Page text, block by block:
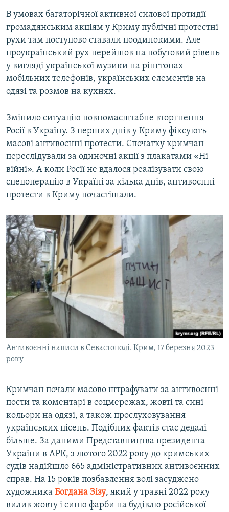
В умовах багаторічної активної силової протидії
громадянським акціям у Криму публічні протестні
рухи там поступово ставали поодинокими. Але
проукраїнський рух перейшов на побутовий рівень
у вигляді української музики на рінгтонах
мобільних телефонів, українських елементів на
одязі та розмов на кухнях.
Змінило ситуацію повномасштабне вторгнення
Росії в Україну. З перших днів у Криму фіксують
масові антивоєнні протести. Спочатку кримчан
переслідували за одиночні акції з плакатами «Ні
війні». А коли Росії не вдалося реалізувати свою
спецоперацію в Україні за кілька днів, антивоєнні
протести в Криму почастішали.
Антивоєнні написи в Севастополі. Крим, 17 березня 2023
року
Кримчан почали масово штрафувати за антивоєнні
пости та коментарі в соцмережах, жовті та сині
кольори на одязі, а також прослуховування
українських пісень. Подібних фактів стає дедалі
більше. За даними Представництва президента
України в АРК, з лютого 2022 року до кримських
судів надійшло 665 адміністративних антивоєнних
справ. На 15 років позбавлення волі засуджено
художника Богдана Зізу, який у травні 2022 року
вилив жовту і синю фарби на будівлю російської